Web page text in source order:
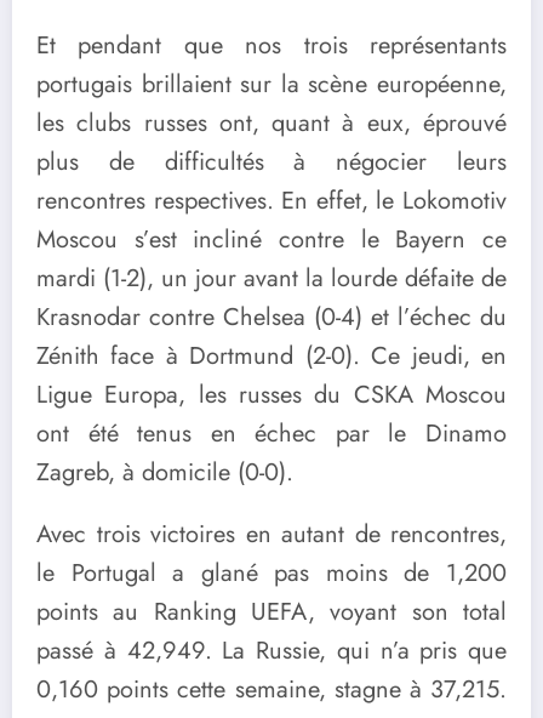
Et pendant que nos trois représentants
portugais brillaient sur la scène européenne,
les clubs russes ont, quant à eux, éprouvé
plus de difficultés à négocier leurs
rencontres respectives. En effet, le Lokomotiv
Moscou s’est incliné contre le Bayern ce
mardi (1-2), un jour avant la lourde défaite de
Krasnodar contre Chelsea (0-4) et l’échec du
Zénith face à Dortmund (2-0). Ce jeudi, en
Ligue Europa, les russes du CSKA Moscou
ont été tenus en échec par le Dinamo
Zagreb, à domicile (0-0).
Avec trois victoires en autant de rencontres,
le Portugal a glané pas moins de 1,200
points au Ranking UEFA, voyant son total
passé à 42,949. La Russie, qui n’a pris que
0,160 points cette semaine, stagne à 37,215.